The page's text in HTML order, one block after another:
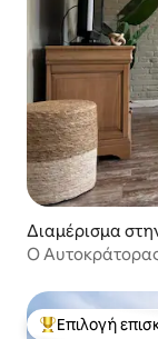
Διαμέρισμα
Ο
Κορυφαία
Επιλογή